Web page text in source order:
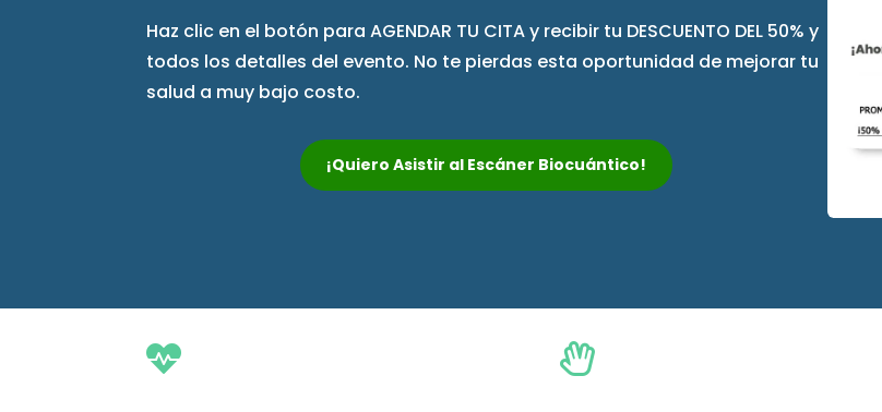
Haz clic en el botón para AGENDAR TU CITA y recibir tu DESCUENTO DEL 50% y
todos los detalles del evento. No te pierdas esta oportunidad de mejorar tu
salud a muy bajo costo.
¡Quiero Asistir al Escáner Biocuántico!
 